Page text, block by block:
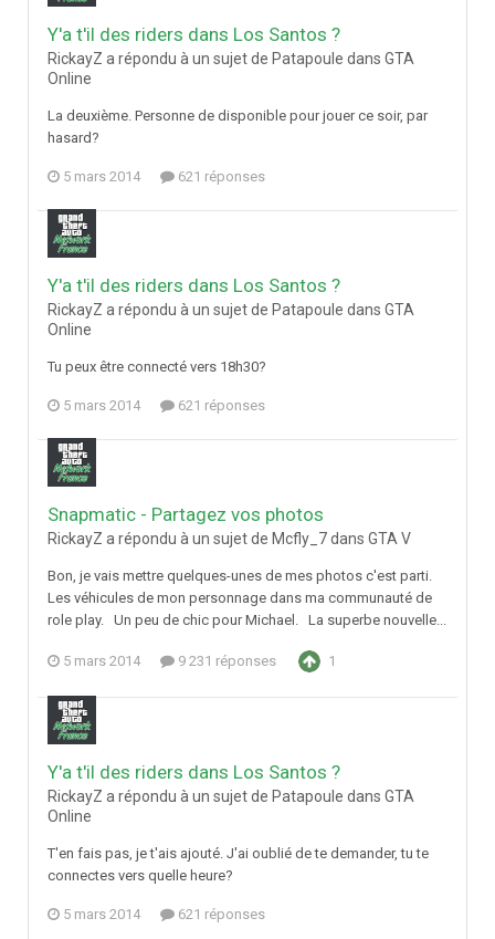
Y'a t'il des riders dans Los Santos ?
RickayZ a répondu à un sujet de Patapoule dans GTA
Online
La deuxième. Personne de disponible pour jouer ce soir, par
hasard?
5 mars 2014 621 réponses
Y'a t'il des riders dans Los Santos ?
RickayZ a répondu à un sujet de Patapoule dans GTA
Online
Tu peux être connecté vers 18h30?
5 mars 2014 621 réponses
Snapmatic - Partagez vos photos
RickayZ a répondu à un sujet de Mcfly_7 dans GTA V
Bon, je vais mettre quelques-unes de mes photos c'est parti.
Les véhicules de mon personnage dans ma communauté de
role play. Un peu de chic pour Michael. La superbe nouvelle...
5 mars 2014 9 231 réponses 1
Y'a t'il des riders dans Los Santos ?
RickayZ a répondu à un sujet de Patapoule dans GTA
Online
T'en fais pas, je t'ais ajouté. J'ai oublié de te demander, tu te
connectes vers quelle heure?
5 mars 2014 621 réponses